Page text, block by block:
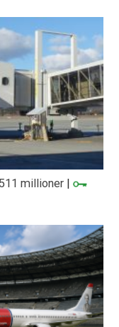
millioner |